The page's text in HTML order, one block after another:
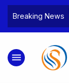
Breaking News
Bea Cukai
Pelaku beserta
dan 146 Gram
menu